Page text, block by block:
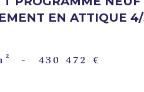
EN ATTIQUE
- 430 472 €